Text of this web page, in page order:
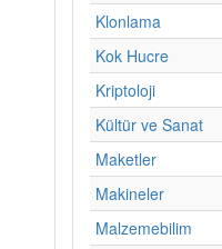
Klonlama
Kok Hucre
Kriptoloji
Kültür ve Sanat
Maketler
Makineler
Malzemebilim